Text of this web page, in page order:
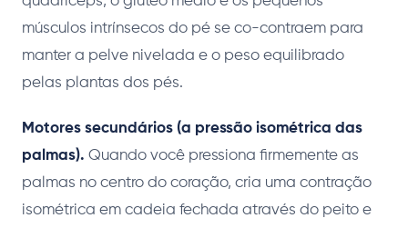
músculos intrínsecos do pé se co-contraem para
manter a pelve nivelada e o peso equilibrado
pelas plantas dos pés.
Motores secundários (a pressão isométrica das
palmas). Quando você pressiona firmemente as
palmas no centro do coração, cria uma contração
isométrica em cadeia fechada através do peito e